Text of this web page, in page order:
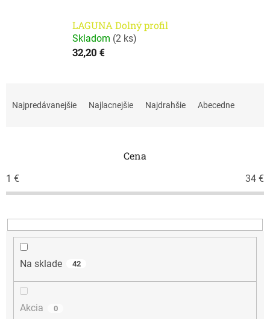
LAGUNA Dolný profil
Skladom (2 ks)
32,20 €
p
r
d
u
Najpredávanejšie Najlacnejšie Najdrahšie Abecedne
Cena
1 € 34 €
Na sklade 42
Akcia 0